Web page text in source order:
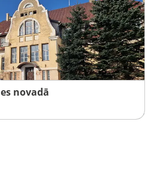
novadā